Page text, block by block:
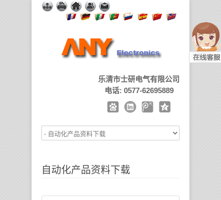
乐清市士研电气有限公司
电话: 0577-62695889
自动化产品资料下载